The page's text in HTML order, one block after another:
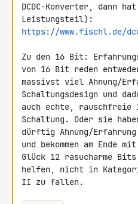
DCDC-Konverter, dann
https://www.fischl.de/
Zu den 16 Bit:
von 16 Bit reden
massivst viel Ahnung/
Schaltungsdesign und
auch echte,
Schaltung. Oder sie
dürftig Ahnung/
und bekommen am Ende mit
Glück 12 rasucharme
helfen, nicht in
II zu fallen.